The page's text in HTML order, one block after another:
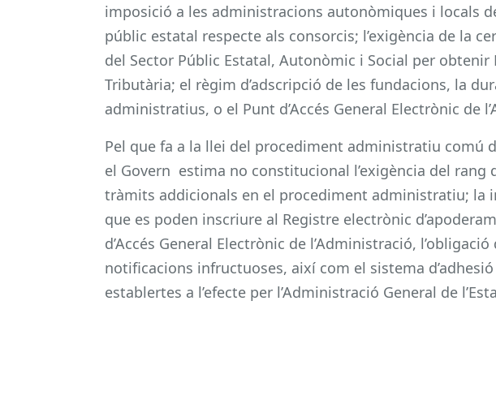
imposició a les administracions autonòmiques i locals
públic estatal respecte als consorcis; l’exigència de la
del Sector Públic Estatal, Autonòmic i Social per obtenir
Tributària; el règim d’adscripció de les fundacions, la
administratius, o el Punt d’Accés General Electrònic de
Pel que fa a la llei del procediment administratiu comú
el Govern estima no constitucional l’exigència del
tràmits addicionals en el procediment administratiu; la
que es poden inscriure al Registre electrònic
d’Accés General Electrònic de l’Administració,
notificacions infructuoses, així com el sistema
establertes a l’efecte per l’Administració General de